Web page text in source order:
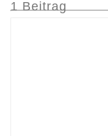
1 Beitrag